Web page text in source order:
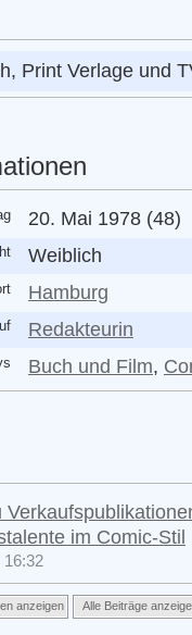
Print Verlage und
20. Mai 1978 (48)
Weiblich
Hamburg
Redakteurin
Buch und Film,
im Comic-Stil
16:32
Alle Beiträge
anzeigen